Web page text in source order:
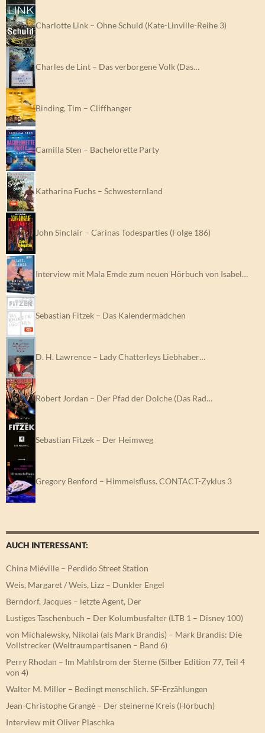
Charlotte Link – Ohne Schuld (Kate-Linville-Reihe 3)
Charles de Lint – Das verborgene Volk (Das…
Binding, Tim – Cliffhanger
Camilla Sten – Bachelorette Party
Katharina Fuchs – Schwesternland
John Sinclair – Carinas Todesparties (Folge 186)
Interview mit Mala Emde zum neuen Hörbuch von Isabel…
Sebastian Fitzek – Das Kalendermädchen
D. H. Lawrence – Lady Chatterleys Liebhaber…
Robert Jordan – Der Pfad der Dolche (Das Rad…
Sebastian Fitzek – Der Heimweg
Gregory Benford – Himmelsfluss. CONTACT-Zyklus 3
AUCH INTERESSANT:
China Miéville – Perdido Street Station
Weis, Margaret / Weis, Lizz – Dunkler Engel
Berndorf, Jacques – letzte Agent, Der
Lustiges Taschenbuch – Der Kolumbusfalter (LTB 1 – Disney 100)
von Michalewsky, Nikolai (als Mark Brandis) – Mark Brandis: Die
Vollstrecker (Weltraumpartisanen – Band 6)
Perry Rhodan – Im Mahlstrom der Sterne (Silber Edition 77, Teil 4
von 4)
Walter M. Miller – Bedingt menschlich. SF-Erzählungen
Jean-Christophe Grangé – Der steinerne Kreis (Hörbuch)
Interview mit Oliver Plaschka